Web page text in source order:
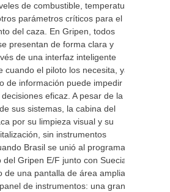
de combustible, temperatura
parámetros críticos para el
del caza. En Gripen, todos
presentan de forma clara y
de una interfaz inteligente
cuando el piloto los necesita, ya
de información puede impedir
eficaz. A pesar de la
sus sistemas, la cabina del
por su limpieza visual y su
sin instrumentos
Brasil se unió al programa
Gripen E/F junto con Suecia,
de una pantalla de área amplia
de instrumentos: una gran